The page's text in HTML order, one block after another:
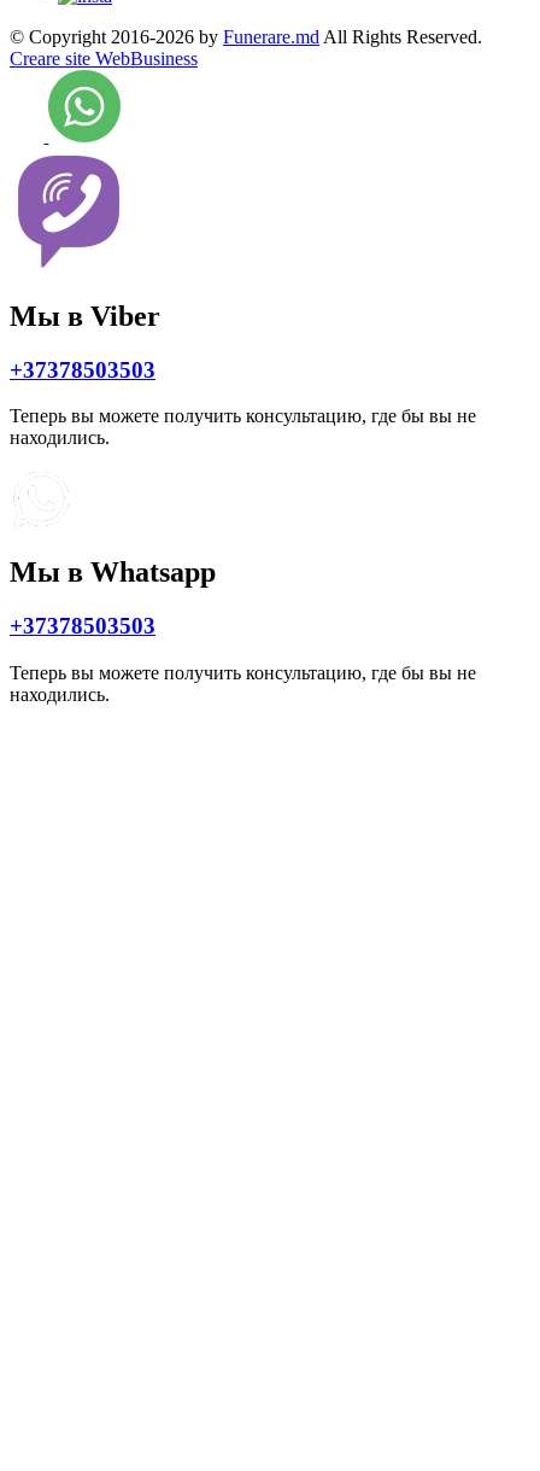
© Copyright 2016-2026 by Funerare.md All Rights Reserved.
Creare site WebBusiness
Мы в Viber
+37378503503
Теперь вы можете получить консультацию, где бы вы не
находились.
Мы в Whatsapp
+37378503503
Теперь вы можете получить консультацию, где бы вы не
находились.